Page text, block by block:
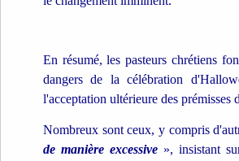
En résumé, les pasteurs chrétiens
dangers de la célébration
l'acceptation ultérieure des prémisses
Nombreux sont ceux, y compris
de manière excessive», insistant